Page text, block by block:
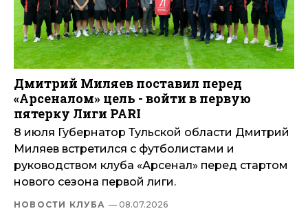
Дмитрий Миляев поставил перед
«Арсеналом» цель - войти в первую
пятерку Лиги PARI
8 июля Губернатор Тульской области Дмитрий
Миляев встретился с футболистами и
руководством клуба «Арсенал» перед стартом
нового сезона первой лиги.
НОВОСТИ КЛУБА — 08.07.2026